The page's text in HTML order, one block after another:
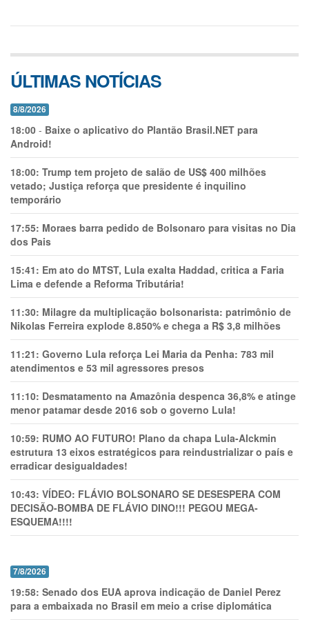
ÚLTIMAS NOTÍCIAS
8/8/2026
18:00 - Baixe o aplicativo do Plantão Brasil.NET para
Android!
18:00: Trump tem projeto de salão de US$ 400 milhões
vetado; Justiça reforça que presidente é inquilino
temporário
17:55: Moraes barra pedido de Bolsonaro para visitas no Dia
dos Pais
15:41: Em ato do MTST, Lula exalta Haddad, critica a Faria
Lima e defende a Reforma Tributária!
11:30: Milagre da multiplicação bolsonarista: patrimônio de
Nikolas Ferreira explode 8.850% e chega a R$ 3,8 milhões
11:21: Governo Lula reforça Lei Maria da Penha: 783 mil
atendimentos e 53 mil agressores presos
11:10: Desmatamento na Amazônia despenca 36,8% e atinge
menor patamar desde 2016 sob o governo Lula!
10:59: RUMO AO FUTURO! Plano da chapa Lula-Alckmin
estrutura 13 eixos estratégicos para reindustrializar o país e
erradicar desigualdades!
10:43: VÍDEO: FLÁVIO BOLSONARO SE DESESPERA COM
DECISÃO-BOMBA DE FLÁVIO DINO!!! PEGOU MEGA-
ESQUEMA!!!!
7/8/2026
19:58: Senado dos EUA aprova indicação de Daniel Perez
para a embaixada no Brasil em meio a crise diplomática